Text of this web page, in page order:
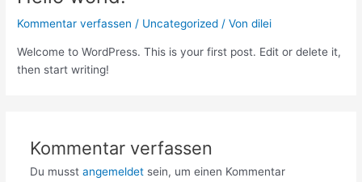
Kommentar verfassen / Uncategorized / Vondilei
Welcome to WordPress. This is your first post. Edit or delete it,
then start writing!
Kommentar verfassen
Du musst angemeldetsein, um einen Kommentar